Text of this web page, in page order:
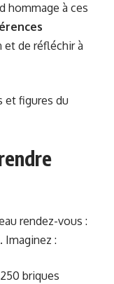
hommage à ces
et de réfléchir à
et figures du
rendez-vous :
Imaginez :
briques